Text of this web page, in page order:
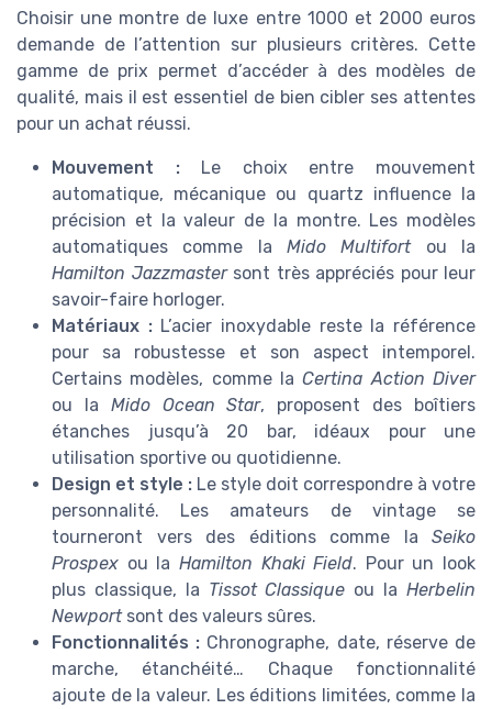
Choisir une montre de luxe entre 1000 et 2000 euros
demande de l’attention sur plusieurs critères. Cette
gamme de prix permet d’accéder à des modèles de
qualité, mais il est essentiel de bien cibler ses attentes
pour un achat réussi.
Mouvement :Le choix entre mouvement
automatique, mécanique ou quartz influence la
précision et la valeur de la montre. Les modèles
automatiques comme la Mido Multifortou la
Hamilton Jazzmastersont très appréciés pour leur
savoir-faire horloger.
Matériaux :L’acier inoxydable reste la référence
pour sa robustesse et son aspect intemporel.
Certains modèles, comme laCertina Action Diver
ou la Mido Ocean Star, proposent des boîtiers
étanches jusqu’à 20 bar, idéaux pour une
utilisation sportive ou quotidienne.
Design et style : Le style doit correspondre à votre
personnalité. Les amateurs de vintage se
tourneront vers des éditions comme la Seiko
Prospex ou la Hamilton Khaki Field. Pour un look
plus classique, la Tissot Classique ou laHerbelin
Newportsont des valeurs sûres.
Fonctionnalités : Chronographe, date, réserve de
marche, étanchéité… Chaque fonctionnalité
ajoute de la valeur. Les éditions limitées, comme la